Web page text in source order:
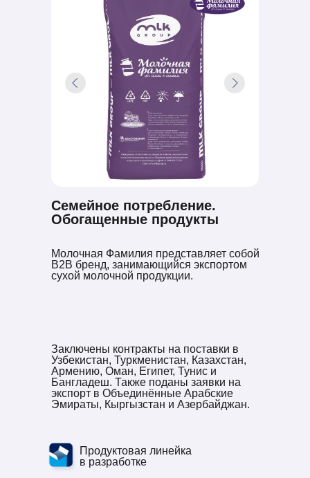
Семейное потребление.
Обогащенные продукты
Молочная Фамилия представляет собой
B2B бренд, занимающийся экспортом
сухой молочной продукции.
Заключены контракты на поставки в
Узбекистан, Туркменистан, Казахстан,
Армению, Оман, Египет, Тунис и
Бангладеш. Также поданы заявки на
экспорт в Объединённые Арабские
Эмираты, Кыргызстан и Азербайджан.
Продуктовая линейка
в разработке